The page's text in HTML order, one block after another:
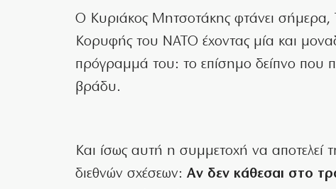
Ο Κυριάκος Μητσοτάκης φτάνει σήμερα,
Κορυφής του ΝΑΤΟ έχοντας μία και
πρόγραμμά του: το επίσημο δείπνο που
βράδυ.
Και ίσως αυτή η συμμετοχή να αποτελεί
διεθνών σχέσεων: Αν δεν κάθεσαι στο